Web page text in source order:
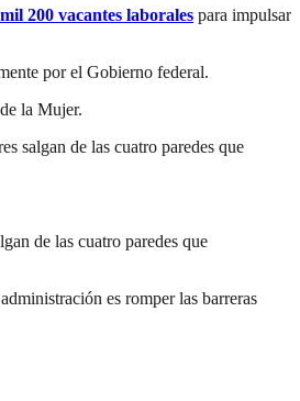
200 vacantes laborales para impulsar
por el Gobierno federal.
la Mujer.
salgan de las cuatro paredes que
de las cuatro paredes que
es romper las barreras